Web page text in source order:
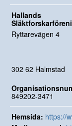
Hallands
Ryttarevägen 4
302 62 Halmstad
849202-3471
Hemsida: https://